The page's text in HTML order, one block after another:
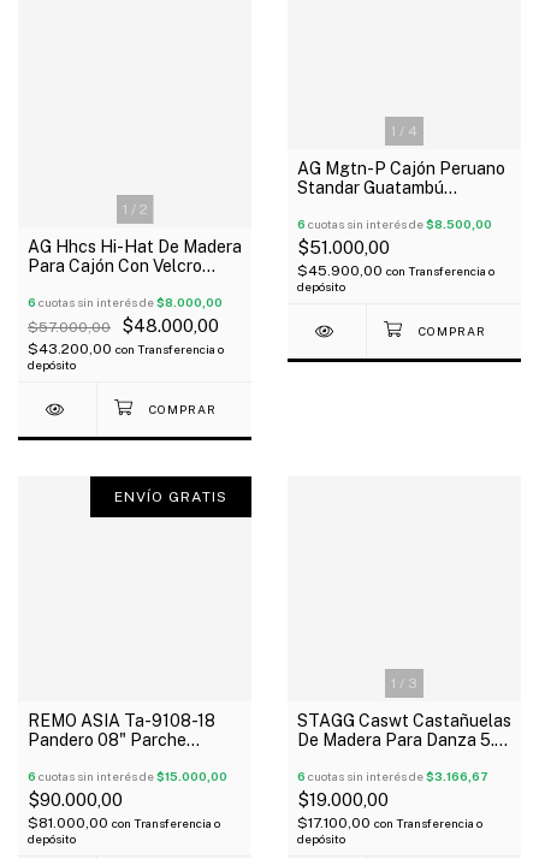
1 / 2
AG Hhcs Hi-Hat De Madera
Para Cajón Con Velcro
6 cuotas sin interés de$8.000,00
$57.000,00 $48.000,00
$43.200,00 con Transferencia o
depósito
1 / 4
AG Mgtn-P Cajón Peruano
Standar Guatambú
6 cuotas sin interés de$8.500,00
$51.000,00
$45.900,00 con Transferencia o
depósito
ENVÍO GRATIS
REMO ASIA Ta-9108-18
Pandero 08" Parche
Simple Paloma
6 cuotas sin interés de$15.000,00
$90.000,00
$81.000,00 con Transferencia o
depósito
1 / 3
STAGG Caswt Castañuelas
De Madera Para Danza 5.5
6 cuotas sin interés de$3.166,67
$19.000,00
$17.100,00 con Transferencia o
depósito